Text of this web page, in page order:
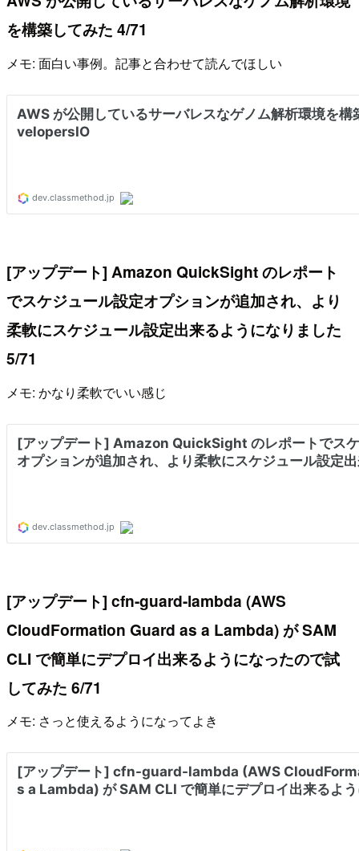
を構築してみた 4/71
メモ: 面白い事例。記事と合わせて読んでほしい
[アップデート] Amazon QuickSight のレポート
でスケジュール設定オプションが追加され、より
柔軟にスケジュール設定出来るようになりました
5/71
メモ: かなり柔軟でいい感じ
[アップデート] cfn-guard-lambda (AWS
CloudFormation Guard as a Lambda) が SAM
CLI で簡単にデプロイ出来るようになったので試
してみた 6/71
メモ: さっと使えるようになってよき